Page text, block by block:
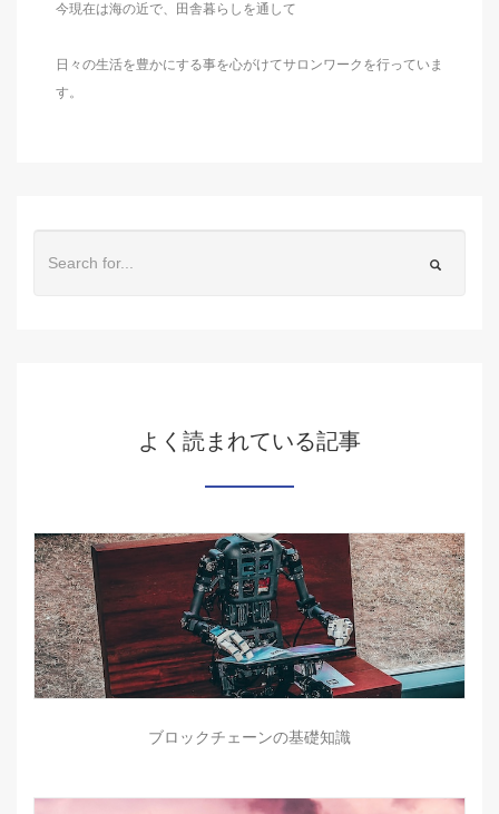
今現在は海の近で、田舎暮らしを通して
日々の生活を豊かにする事を心がけてサロンワークを行っていま
す。
よく読まれている記事
ブロックチェーンの基礎知識